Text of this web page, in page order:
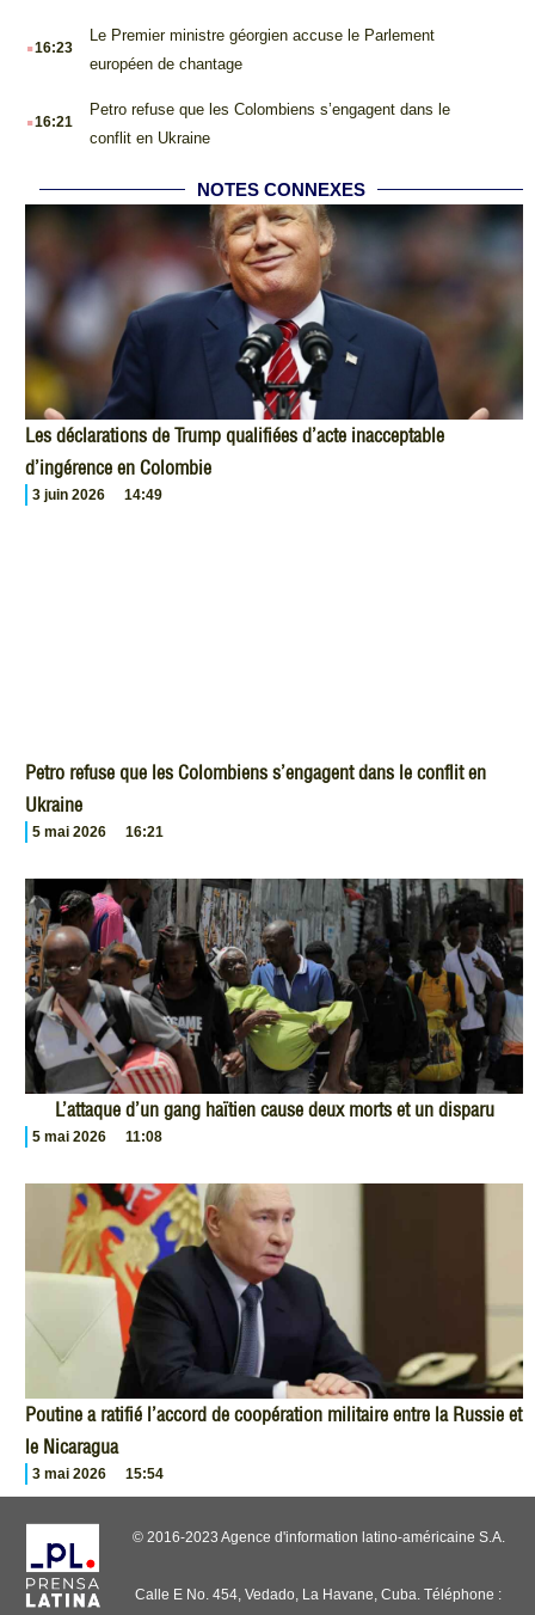
.16:23
Le Premier ministre géorgien accuse le Parlement
européen de chantage
.16:21
Petro refuse que les Colombiens s’engagent dans le
conflit en Ukraine
NOTES CONNEXES
Les déclarations de Trump qualifiées d’acte inacceptable
d’ingérence en Colombie
3 juin 2026 14:49
Petro refuse que les Colombiens s’engagent dans le conflit en
Ukraine
5 mai 2026 16:21
L’attaque d’un gang haïtien cause deux morts et un disparu
5 mai 2026 11:08
Poutine a ratifié l’accord de coopération militaire entre la Russie et
le Nicaragua
3 mai 2026 15:54
© 2016-2023 Agence d'information latino-américaine S.A.
Calle E No. 454, Vedado, La Havane, Cuba. Téléphone :